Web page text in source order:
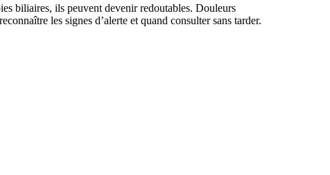
biliaires, ils peuvent devenir redoutables. Douleurs
les signes d’alerte et quand consulter sans tarder.